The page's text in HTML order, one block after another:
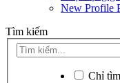
New Profile
Tìm kiếm
Chỉ